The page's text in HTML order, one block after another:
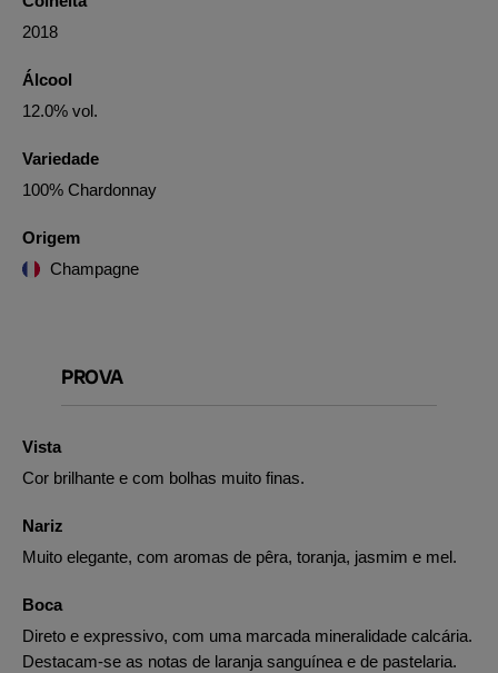
2018
Álcool
12.0% vol.
Variedade
100% Chardonnay
Origem
Champagne
PROVA
Vista
Cor brilhante e com bolhas muito finas.
Nariz
Muito elegante, com aromas de pêra, toranja, jasmim e mel.
Boca
Direto e expressivo, com uma marcada mineralidade calcária.
Destacam-se as notas de laranja sanguínea e de pastelaria.